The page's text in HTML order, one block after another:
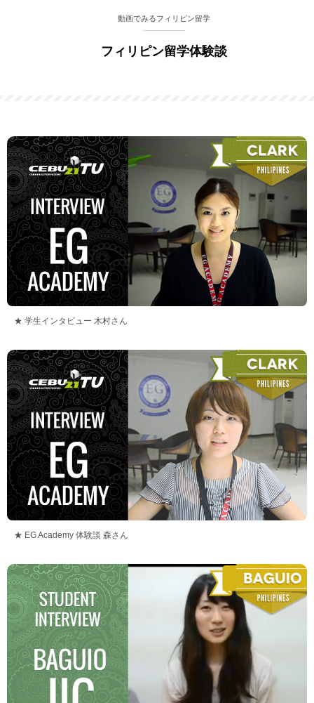
動画でみるフィリピン留学
フィリピン留学体験談
★ 学生インタビュー 木村さん
★ EG Academy 体験談 森さん